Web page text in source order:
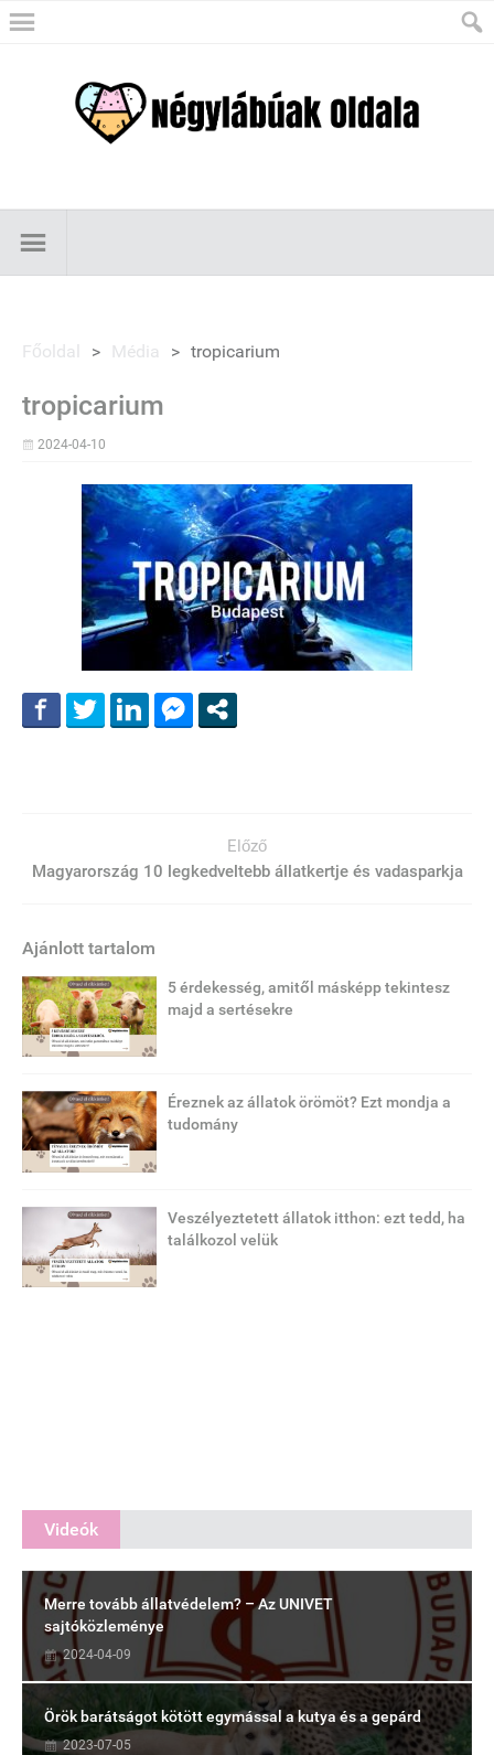
Főoldal > Média > tropicarium
tropicarium
2024-04-10
Előző
Magyarország 10 legkedveltebb állatkertje és vadasparkja
Ajánlott tartalom
5 érdekesség, amitől másképp tekintesz
majd a sertésekre
Éreznek az állatok örömöt? Ezt mondja a
tudomány
Veszélyeztetett állatok itthon: ezt tedd, ha
találkozol velük
Videók
Merre tovább állatvédelem? – Az UNIVET
sajtóközleménye
2024-04-09
Örök barátságot kötött egymással a kutya és a gepárd
2023-07-05